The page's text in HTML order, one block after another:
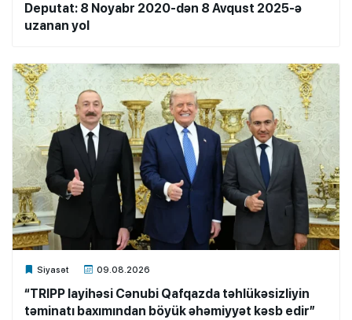
Deputat: 8 Noyabr 2020-dən 8 Avqust 2025-ə
uzanan yol
Siyasət 09.08.2026
Xalq.Online
“TRIPP layihəsi Cənubi Qafqazda təhlükəsizliyin
təminatı baxımından böyük əhəmiyyət kəsb edir”